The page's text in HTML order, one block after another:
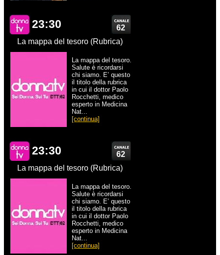
23:30
62
La mappa del tesoro (Rubrica)
La mappa del tesoro.
Salute è ricordarsi
chi siamo. E’ questo
il titolo della rubrica
in cui il dottor Paolo
Rocchetti, medico
esperto in Medicina
Nat...
[continua]
23:30
62
La mappa del tesoro (Rubrica)
La mappa del tesoro.
Salute è ricordarsi
chi siamo. E’ questo
il titolo della rubrica
in cui il dottor Paolo
Rocchetti, medico
esperto in Medicina
Nat...
[continua]